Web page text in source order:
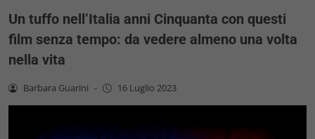
Un tuffo nell’Italia anni Cinquanta con questi
film senza tempo: da vedere almeno una volta
nella vita
Barbara Guarini - 16 Luglio 2023